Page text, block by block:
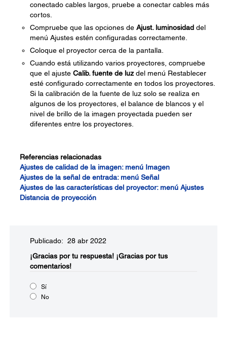
conectado cables largos, pruebe a conectar cables más
cortos.
Compruebe que las opciones de Ajust. luminosidad del
menú Ajustes estén configuradas correctamente.
Coloque el proyector cerca de la pantalla.
Cuando está utilizando varios proyectores, compruebe
que el ajuste Calib. fuente de luz del menú Restablecer
esté configurado correctamente en todos los proyectores.
Si la calibración de la fuente de luz solo se realiza en
algunos de los proyectores, el balance de blancos y el
nivel de brillo de la imagen proyectada pueden ser
diferentes entre los proyectores.
Referencias relacionadas
Ajustes de calidad de la imagen: menú Imagen
Ajustes de la señal de entrada: menú Señal
Ajustes de las características del proyector: menú Ajustes
Distancia de proyección
Publicado: 28 abr 2022
¡Gracias por tu respuesta! ¡Gracias por tus
comentarios!
Sí
No